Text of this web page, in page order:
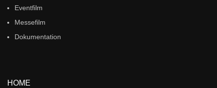
Pepsi Max – Lemon
Eventfilm
Messefilm
Dokumentation
HOME